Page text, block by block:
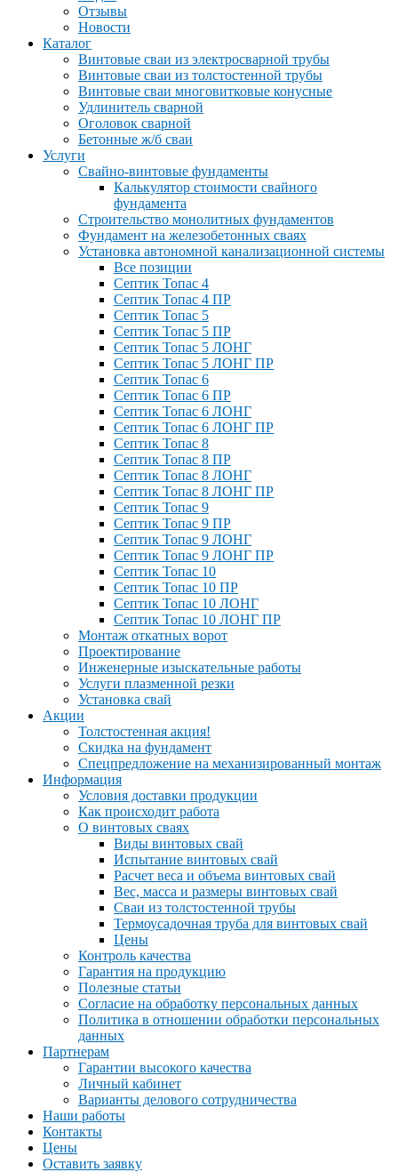
Отзывы
Новости
Каталог
Винтовые сваи из электросварной трубы
Винтовые сваи из толстостенной трубы
Винтовые сваи многовитковые конусные
Удлинитель сварной
Оголовок сварной
Бетонные ж/б сваи
Услуги
Свайно-винтовые фундаменты
Калькулятор стоимости свайного
фундамента
Строительство монолитных фундаментов
Фундамент на железобетонных сваях
Установка автономной канализационной системы
Все позиции
Септик Топас 4
Септик Топас 4 ПР
Септик Топас 5
Септик Топас 5 ПР
Септик Топас 5 ЛОНГ
Септик Топас 5 ЛОНГ ПР
Септик Топас 6
Септик Топас 6 ПР
Септик Топас 6 ЛОНГ
Септик Топас 6 ЛОНГ ПР
Септик Топас 8
Септик Топас 8 ПР
Септик Топас 8 ЛОНГ
Септик Топас 8 ЛОНГ ПР
Септик Топас 9
Септик Топас 9 ПР
Септик Топас 9 ЛОНГ
Септик Топас 9 ЛОНГ ПР
Септик Топас 10
Септик Топас 10 ПР
Септик Топас 10 ЛОНГ
Септик Топас 10 ЛОНГ ПР
Монтаж откатных ворот
Проектирование
Инженерные изыскательные работы
Услуги плазменной резки
Установка свай
Акции
Толстостенная акция!
Скидка на фундамент
Спецпредложение на механизированный монтаж
Информация
Условия доставки продукции
Как происходит работа
О винтовых сваях
Виды винтовых свай
Испытание винтовых свай
Расчет веса и объема винтовых свай
Вес, масса и размеры винтовых свай
Сваи из толстостенной трубы
Термоусадочная труба для винтовых свай
Цены
Контроль качества
Гарантия на продукцию
Полезные статьи
Согласие на обработку персональных данных
Политика в отношении обработки персональных
данных
Партнерам
Гарантии высокого качества
Личный кабинет
Варианты делового сотрудничества
Наши работы
Контакты
Цены
Оставить заявку